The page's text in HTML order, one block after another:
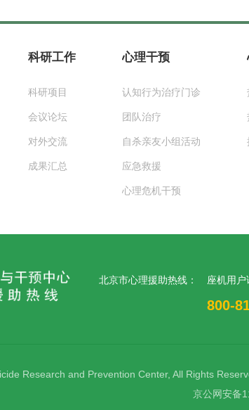
科研工作
科研项目
会议论坛
对外交流
成果汇总
心理干预
认知行为治疗门诊
团队治疗
自杀亲友小组活动
应急救援
心理危机干预
北京市心理援助热线： 座机用户
800-
Research and Prevention Center, All Rights
京公网安备